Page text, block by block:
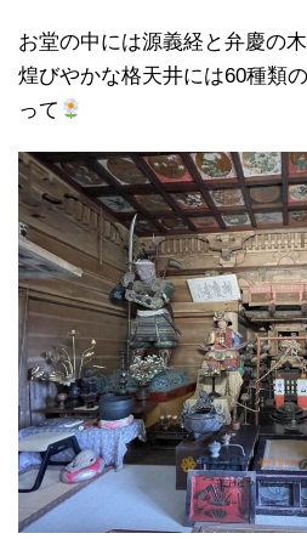
お堂の中には源義経と弁慶の
煌びやかな格天井には60種類
って